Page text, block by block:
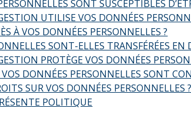
SONT SUSCEPTIBLES
UTILISE VOS DONNÉES
À VOS DONNÉES PERSONNELLES ?
SONT-ELLES TRANSFÉRÉES
PROTÈGE VOS DONNÉES
DONNÉES PERSONNELLES SONT
SUR VOS DONNÉES PERSONNELLES ?
POLITIQUE